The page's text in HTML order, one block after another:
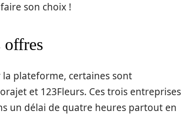
son choix !
offres
la plateforme, certaines sont
et 123Fleurs. Ces trois entreprises
un délai de quatre heures partout en